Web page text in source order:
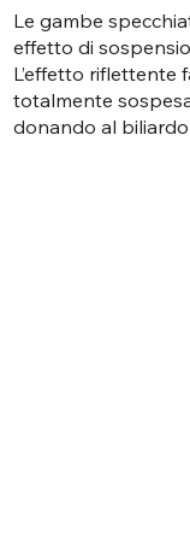
Le gambe
effetto di
L’effetto riflettente
totalmente
donando al biliardo